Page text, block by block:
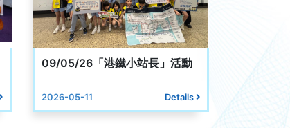
09/05/26「港鐵小站長」活動
2026-05-11 Details